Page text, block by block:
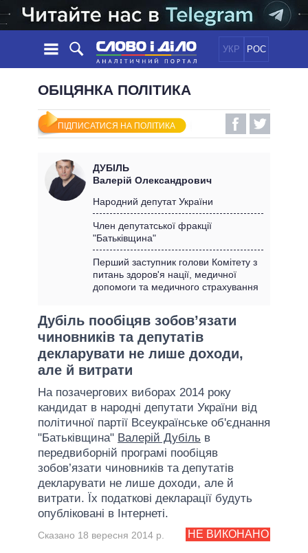
УКР РОС
НОВИНИ
СТРІЧКА
ПОДІЇ
СТАТТІ
ДУМКИ
ОГЛЯДИ
ДАЙДЖЕСТИ
ПОЛІТИКА
ЕКОНОМІКА
СВІТ
ОБIЦЯНКИ
УСІ ПОЛІТИКИ
ПРЕЗИДЕНТ І ОФІС
КАБІНЕТ МІНІСТРІВ
ГОЛОВИ ОБЛАДМІНІСТРАЦІЙ
МЕРИ МІСТ
ІНФОГРАФІКА
ВІДЕО
ПІДТРИМАТИ
ПОРІВНЯННЯ ПОЛІТИКІВ
ОБІЦЯНКА ПОЛІТИКА
ПІДПИСАТИСЯ НА ПОЛІТИКА
ДУБІЛЬ
Валерій Олександрович
Народний депутат України
Член депутатської фракції
"Батьківщина"
Перший заступник голови Комітету з
питань здоров'я нації, медичної
допомоги та медичного страхування
Дубіль пообіцяв зобов’язати
чиновників та депутатів
декларувати не лише доходи,
але й витрати
На позачергових виборах 2014 року
кандидат в народні депутати України від
політичної партії Всеукраїнське об'єднання
"Батьківщина" Валерій Дубіль в
передвиборній програмі пообіцяв
зобов’язати чиновників та депутатів
декларувати не лише доходи, але й
витрати. Їх податкові декларації будуть
опубліковані в Інтернеті.
НЕ ВИКОНАНО
Сказано 18 вересня 2014 р.